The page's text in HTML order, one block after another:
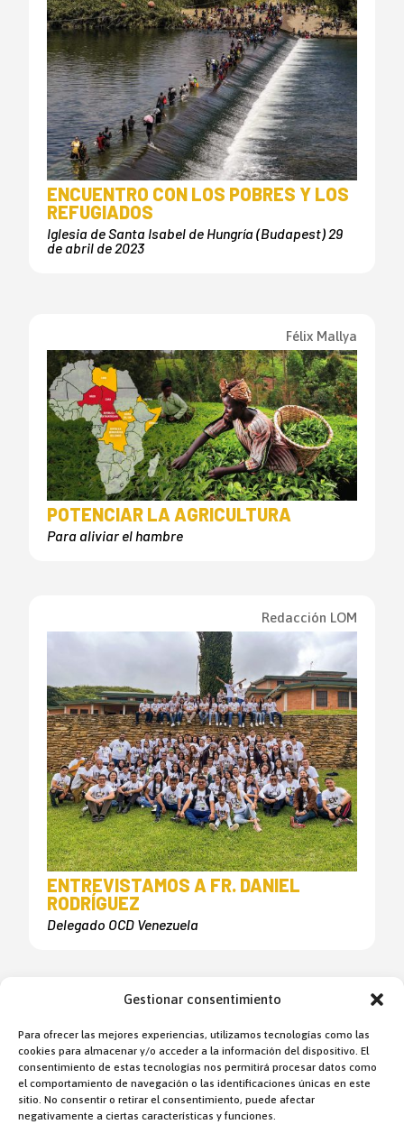
Gestionar consentimiento
Para ofrecer las mejores experiencias, utilizamos tecnologías como las
cookies para almacenar y/o acceder a la información del dispositivo. El
consentimiento de estas tecnologías nos permitirá procesar datos como
el comportamiento de navegación o las identificaciones únicas en este
sitio. No consentir o retirar el consentimiento, puede afectar
negativamente a ciertas características y funciones.
ENCUENTRO CON LOS POBRES Y LOS
REFUGIADOS
Iglesia de Santa Isabel de Hungría (Budapest) 29
de abril de 2023
Félix Mallya
POTENCIAR LA AGRICULTURA
Para aliviar el hambre
Redacción LOM
ENTREVISTAMOS A FR. DANIEL
RODRÍGUEZ
Delegado OCD Venezuela